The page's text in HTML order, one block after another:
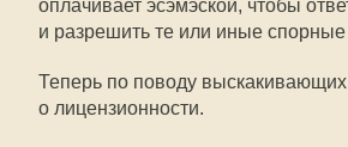
оплачивает эсэмэской, чтобы
и разрешить те или иные спорные
Теперь по поводу
о лицензионности.